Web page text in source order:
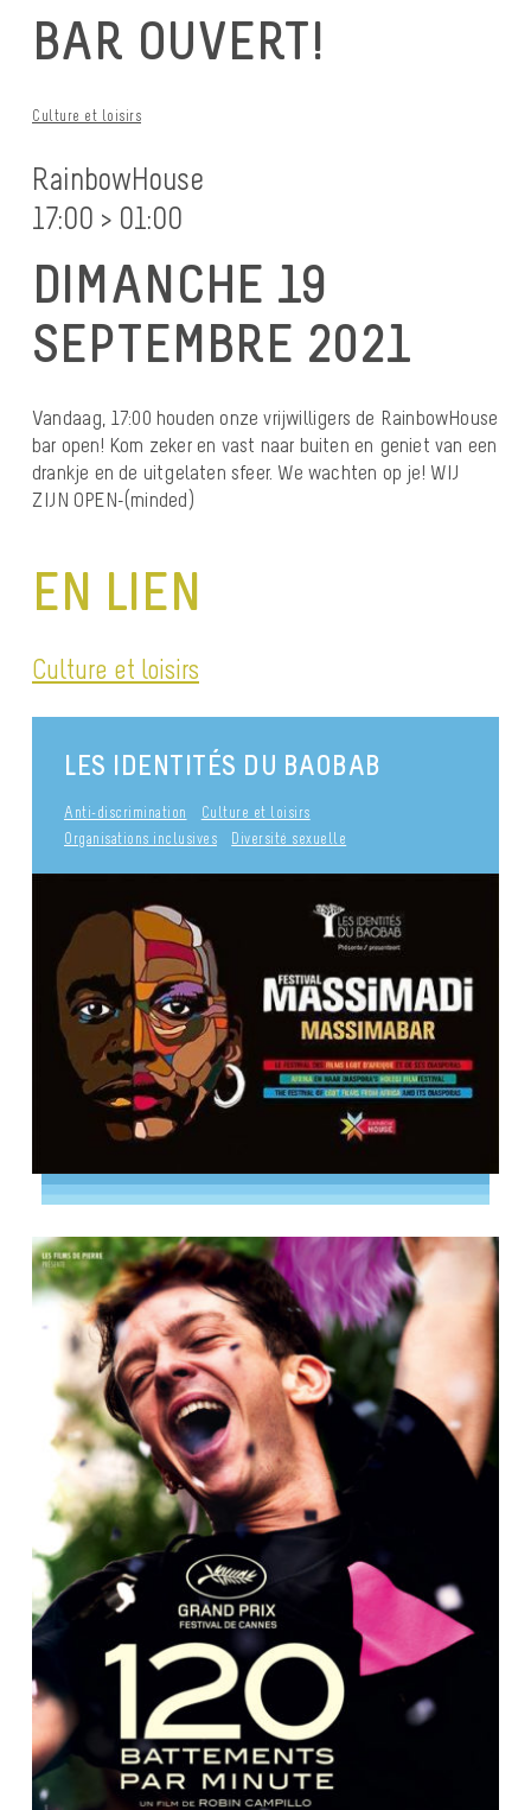
BAR OUVERT!
Culture et loisirs
RainbowHouse
17:00 > 01:00
DIMANCHE 19
SEPTEMBRE 2021
Vandaag, 17:00 houden onze vrijwilligers de RainbowHouse
bar open! Kom zeker en vast naar buiten en geniet van een
drankje en de uitgelaten sfeer. We wachten op je! WIJ
ZIJN OPEN-(minded)
EN LIEN
Culture et loisirs
LES IDENTITÉS DU BAOBAB
Anti-discrimination
Culture et loisirs
Organisations inclusives
Diversité sexuelle